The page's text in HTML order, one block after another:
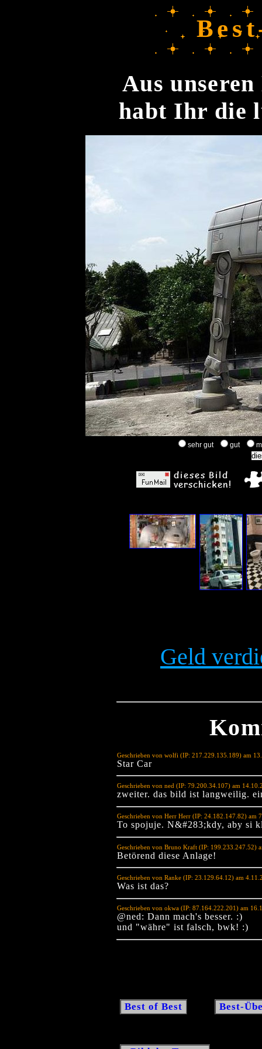
Aus
habt Ihr die
sehr gut gut
Geld
Geschrieben von wolfi (IP: 217.229.135.189) am
Star Car
Geschrieben von ned (IP: 79.200.34.107) am
zweiter. das bild ist langweilig.
Geschrieben von Herr Herr (IP: 24.182.147.82) am
To spojuje. N&#283;kdy, aby si
Geschrieben von Bruno Kraft (IP: 199.233.247.52)
Betörend diese Anlage!
Geschrieben von Ranke (IP: 23.129.64.12) am
Was ist das?
Geschrieben von okwa (IP: 87.164.222.201) am
@ned: Dann mach's besser. :)
und "währe" ist falsch, bwk! :)
Best of Best Best-